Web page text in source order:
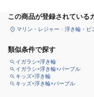
この商品が登録されている
マリン・レジャー 浮き輪・ビ
類似条件で探す
イガラシ×浮き輪
イガラシ×浮き輪×パープル
キッズ×浮き輪
キッズ×浮き輪×パープル